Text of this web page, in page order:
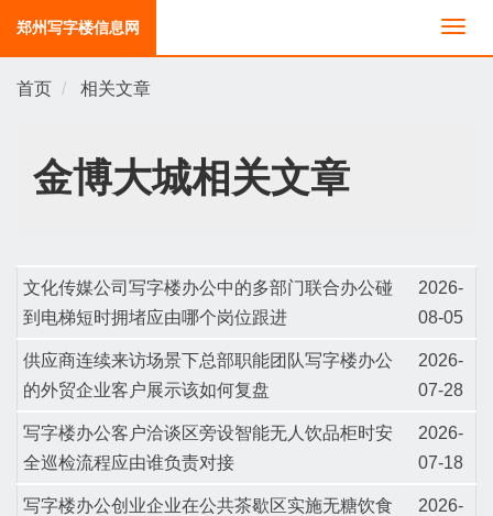
切
换
郑州写字楼信息网
首页 相关文章
金博大城相关文章
文化传媒公司写字楼办公中的多部门联合办公碰
到电梯短时拥堵应由哪个岗位跟进
2026-
08-05
供应商连续来访场景下总部职能团队写字楼办公
的外贸企业客户展示该如何复盘
2026-
07-28
写字楼办公客户洽谈区旁设智能无人饮品柜时安
全巡检流程应由谁负责对接
2026-
07-18
写字楼办公创业企业在公共茶歇区实施无糖饮食
2026-